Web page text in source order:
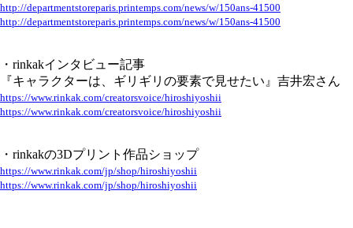
http://departmentstoreparis.printemps.com/news/w/150ans-41500
http://departmentstoreparis.printemps.com/news/w/150ans-41500
・rinkakインタビュー記事
『キャラクターは、ギリギリの要素で見せたい』吉井宏さん
https://www.rinkak.com/creatorsvoice/hiroshiyoshii
https://www.rinkak.com/creatorsvoice/hiroshiyoshii
・rinkakの3Dプリント作品ショップ
https://www.rinkak.com/jp/shop/hiroshiyoshii
https://www.rinkak.com/jp/shop/hiroshiyoshii